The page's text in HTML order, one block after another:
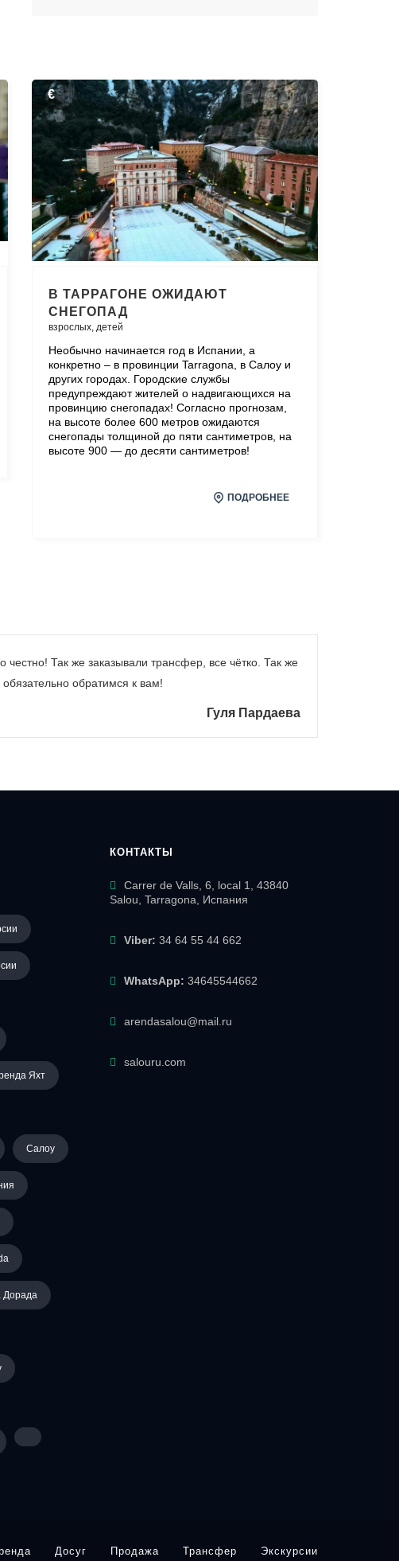
€
В ТАРРАГОНЕ ОЖИДАЮТ
СНЕГОПАД
взрослых, детей
Необычно начинается год в Испании, а
конкретно – в провинции Tarragona, в Салоу и
других городах. Городские службы
предупреждают жителей о надвигающихся на
провинцию снегопадах! Согласно прогнозам,
на высоте более 600 метров ожидаются
снегопады толщиной до пяти сантиметров, на
высоте 900 — до десяти сантиметров!
ПОДРОБНЕЕ
Так же заказывали трансфер, все чётко. Так же
обратимся к вам!
Гуля Пардаева
Яхт
Салоу
Дорада
КОНТАКТЫ
Carrer de Valls, 6, local 1, 43840
Salou, Tarragona, Испания
Viber: 34 64 55 44 662
WhatsApp: 34645544662
arendasalou@mail.ru
salouru.com
Досуг Продажа Трансфер Экскурсии